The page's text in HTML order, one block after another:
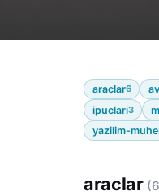
araclar6
ipuclari3
yazilim-
araclar